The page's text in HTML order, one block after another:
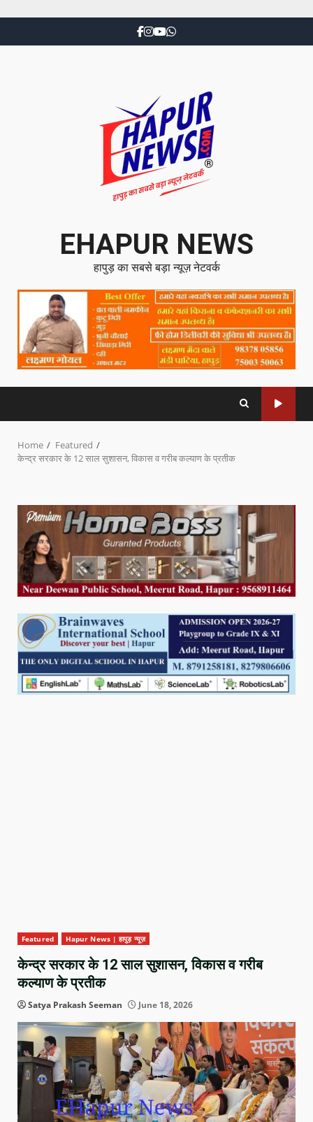
EHAPUR NEWS
हापुड़ का सबसे बड़ा न्यूज़ नेटवर्क
Home
Featured
केन्द्र सरकार के 12 साल सुशासन, विकास व गरीब कल्याण के प्रतीक
Featured Hapur News | हापुड़ न्यूज़
केन्द्र सरकार के 12 साल सुशासन, विकास व गरीब
कल्याण के प्रतीक
Satya Prakash Seeman June 18, 2026